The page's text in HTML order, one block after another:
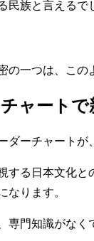
民族と言えるで
の一つは、こ
ャート
ダーチャートが
する日本文化
なります。
専門知識がな